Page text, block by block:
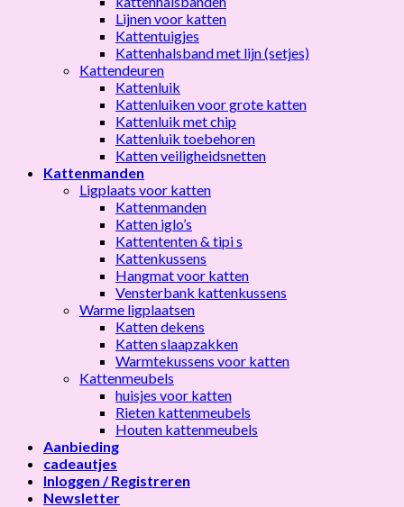
Lijnen voor katten
Kattentuigjes
Kattenhalsband met lijn (setjes)
Kattendeuren
Kattenluik
Kattenluiken voor grote katten
Kattenluik met chip
Kattenluik toebehoren
Katten veiligheidsnetten
Kattenmanden
Ligplaats voor katten
Kattenmanden
Katten iglo’s
Kattententen & tipi s
Kattenkussens
Hangmat voor katten
Vensterbank kattenkussens
Warme ligplaatsen
Katten dekens
Katten slaapzakken
Warmtekussens voor katten
Kattenmeubels
huisjes voor katten
Rieten kattenmeubels
Houten kattenmeubels
Aanbieding
cadeautjes
Inloggen / Registreren
Newsletter